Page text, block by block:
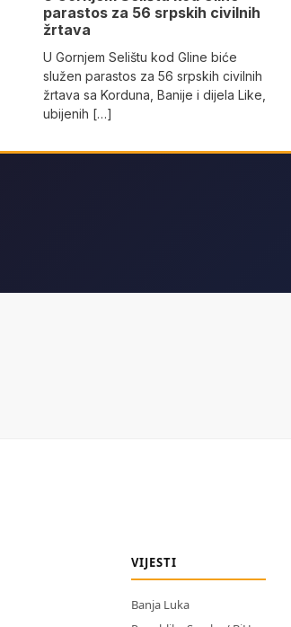
parastos za 56 srpskih civilnih
žrtava
U Gornjem Selištu kod Gline biće
služen parastos za 56 srpskih civilnih
žrtava sa Korduna, Banije i dijela Like,
ubijenih […]
VIJESTI
Banja Luka